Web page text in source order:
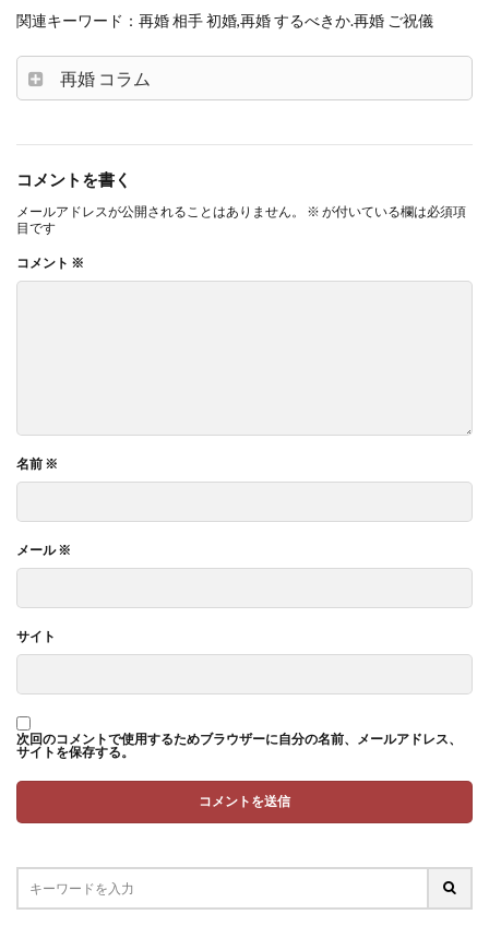
関連キーワード：再婚 相手 初婚,再婚 するべきか.再婚 ご祝儀
再婚 コラム
コメントを書く
メールアドレスが公開されることはありません。 ※ が付いている欄は必須項
目です
コメント ※
名前 ※
メール※
サイト
次回のコメントで使用するためブラウザーに自分の名前、メールアドレス、
サイトを保存する。